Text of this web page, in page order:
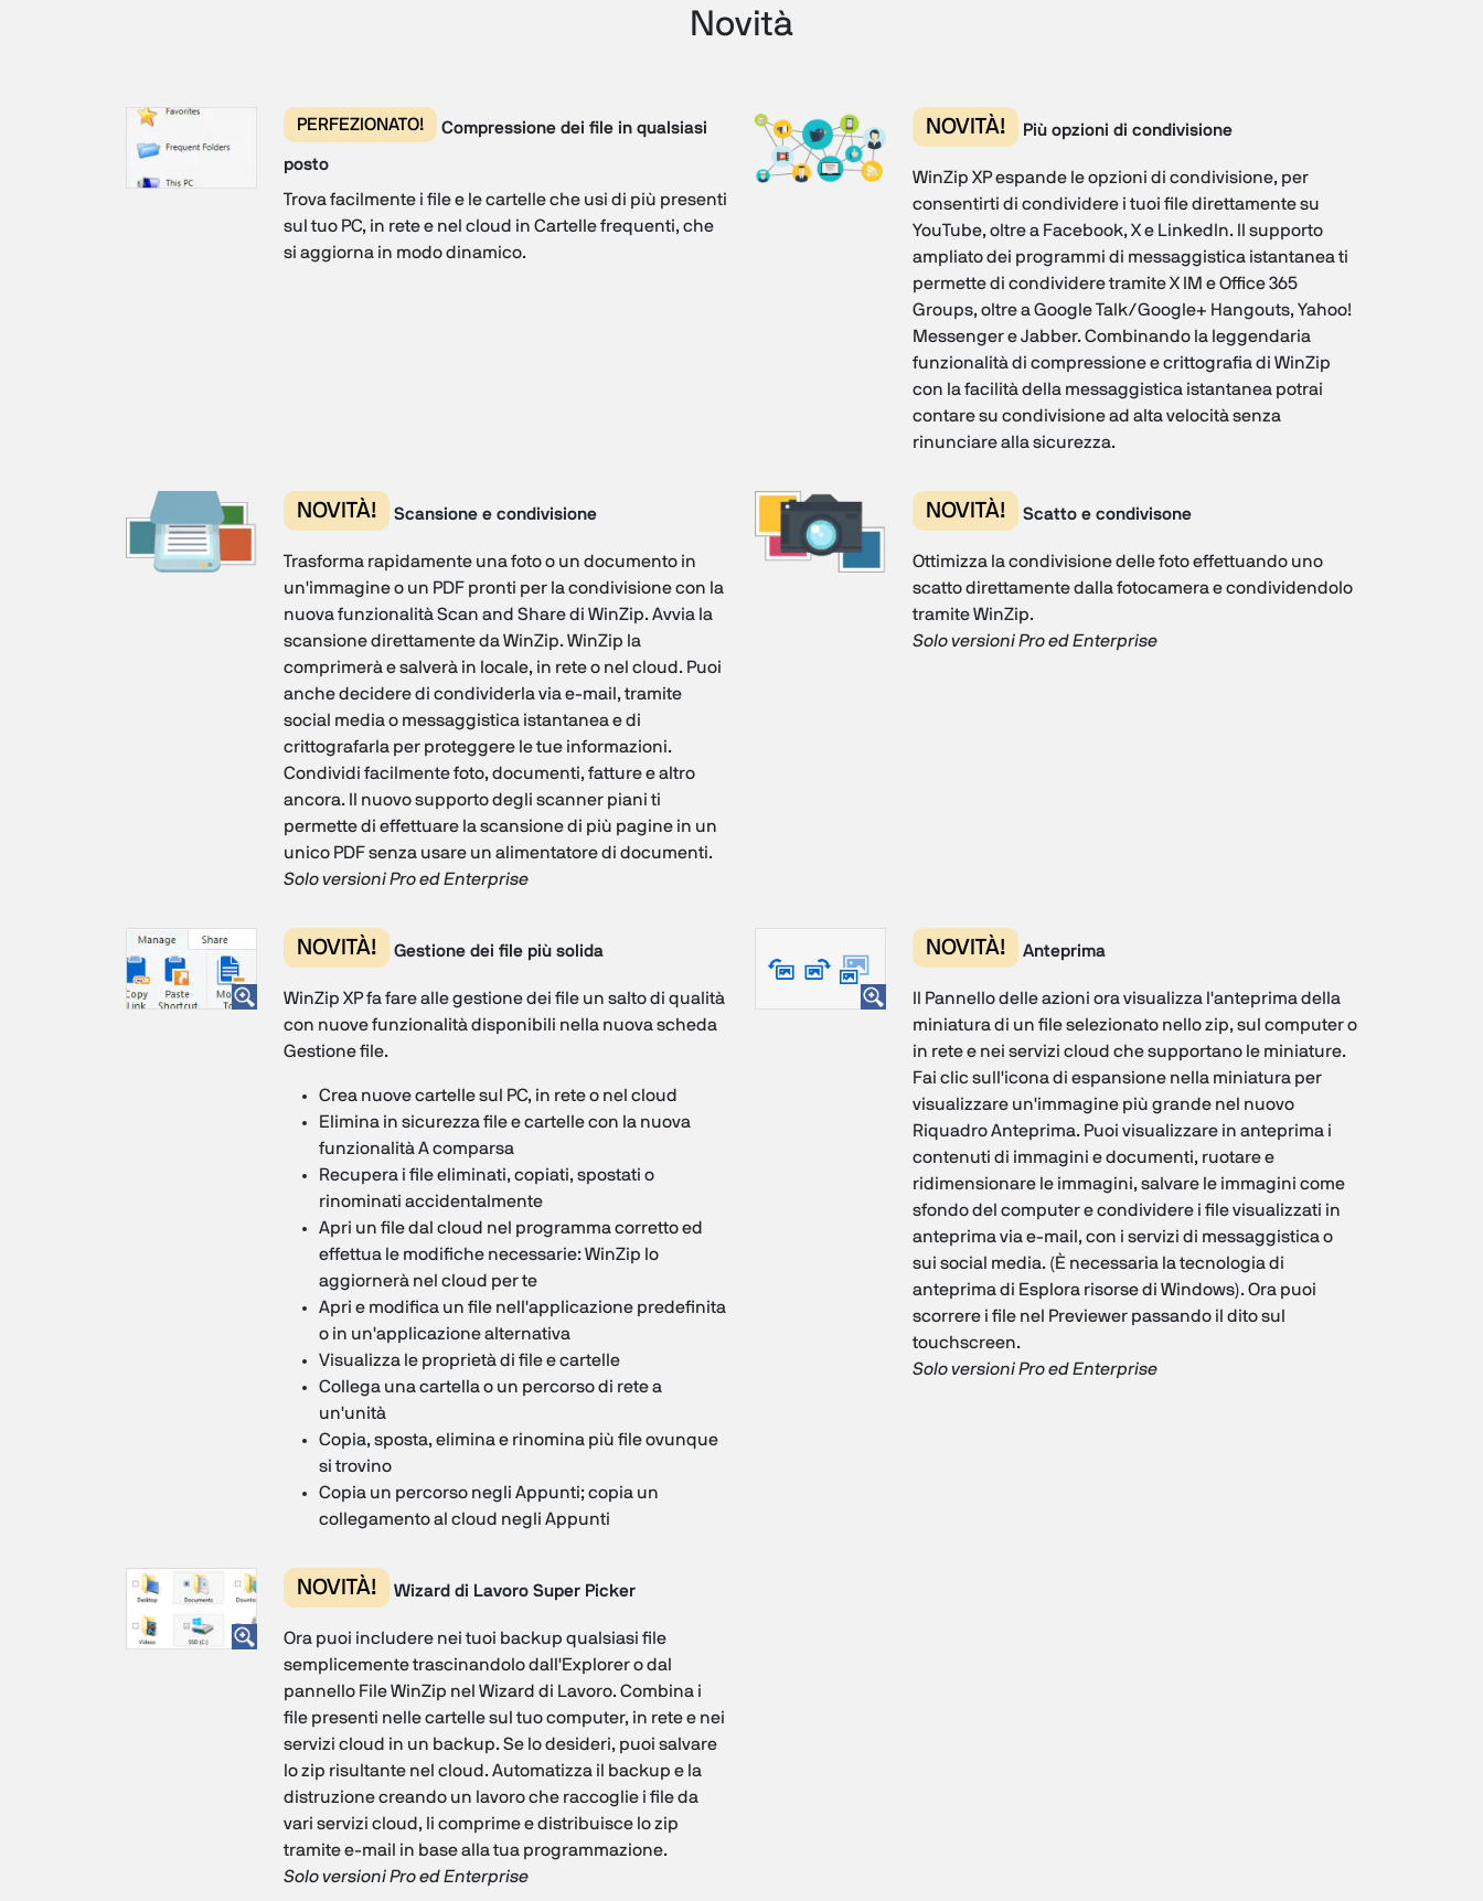
Novità
PERFEZIONATO! Compressione dei file in qualsiasi
posto
Trova facilmente i file e le cartelle che usi di più presenti
sul tuo PC, in rete e nel cloud in Cartelle frequenti, che
si aggiorna in modo dinamico.
NOVITÀ! Più opzioni di condivisione
WinZip XP espande le opzioni di condivisione, per
consentirti di condividere i tuoi file direttamente su
YouTube, oltre a Facebook, X e LinkedIn. Il supporto
ampliato dei programmi di messaggistica istantanea ti
permette di condividere tramite X IM e Office 365
Groups, oltre a Google Talk/Google+ Hangouts, Yahoo!
Messenger e Jabber. Combinando la leggendaria
funzionalità di compressione e crittografia di WinZip
con la facilità della messaggistica istantanea potrai
contare su condivisione ad alta velocità senza
rinunciare alla sicurezza.
NOVITÀ! Scansione e condivisione
Trasforma rapidamente una foto o un documento in
un'immagine o un PDF pronti per la condivisione con la
nuova funzionalità Scan and Share di WinZip. Avvia la
scansione direttamente da WinZip. WinZip la
comprimerà e salverà in locale, in rete o nel cloud. Puoi
anche decidere di condividerla via e-mail, tramite
social media o messaggistica istantanea e di
crittografarla per proteggere le tue informazioni.
Condividi facilmente foto, documenti, fatture e altro
ancora. Il nuovo supporto degli scanner piani ti
permette di effettuare la scansione di più pagine in un
unico PDF senza usare un alimentatore di documenti.
Solo versioni Pro ed Enterprise
NOVITÀ! Scatto e condivisone
Ottimizza la condivisione delle foto effettuando uno
scatto direttamente dalla fotocamera e condividendolo
tramite WinZip.
Solo versioni Pro ed Enterprise
NOVITÀ! Gestione dei file più solida
WinZip XP fa fare alle gestione dei file un salto di qualità
con nuove funzionalità disponibili nella nuova scheda
Gestione file.
Crea nuove cartelle sul PC, in rete o nel cloud
Elimina in sicurezza file e cartelle con la nuova
funzionalità A comparsa
Recupera i file eliminati, copiati, spostati o
rinominati accidentalmente
Apri un file dal cloud nel programma corretto ed
effettua le modifiche necessarie: WinZip lo
aggiornerà nel cloud per te
Apri e modifica un file nell'applicazione predefinita
o in un'applicazione alternativa
Visualizza le proprietà di file e cartelle
Collega una cartella o un percorso di rete a
un'unità
Copia, sposta, elimina e rinomina più file ovunque
si trovino
Copia un percorso negli Appunti; copia un
collegamento al cloud negli Appunti
NOVITÀ! Anteprima
Il Pannello delle azioni ora visualizza l'anteprima della
miniatura di un file selezionato nello zip, sul computer o
in rete e nei servizi cloud che supportano le miniature.
Fai clic sull'icona di espansione nella miniatura per
visualizzare un'immagine più grande nel nuovo
Riquadro Anteprima. Puoi visualizzare in anteprima i
contenuti di immagini e documenti, ruotare e
ridimensionare le immagini, salvare le immagini come
sfondo del computer e condividere i file visualizzati in
anteprima via e-mail, con i servizi di messaggistica o
sui social media. (È necessaria la tecnologia di
anteprima di Esplora risorse di Windows). Ora puoi
scorrere i file nel Previewer passando il dito sul
touchscreen.
Solo versioni Pro ed Enterprise
NOVITÀ! Wizard di Lavoro Super Picker
Ora puoi includere nei tuoi backup qualsiasi file
semplicemente trascinandolo dall'Explorer o dal
pannello File WinZip nel Wizard di Lavoro. Combina i
file presenti nelle cartelle sul tuo computer, in rete e nei
servizi cloud in un backup. Se lo desideri, puoi salvare
lo zip risultante nel cloud. Automatizza il backup e la
distruzione creando un lavoro che raccoglie i file da
vari servizi cloud, li comprime e distribuisce lo zip
tramite e-mail in base alla tua programmazione.
Solo versioni Pro ed Enterprise